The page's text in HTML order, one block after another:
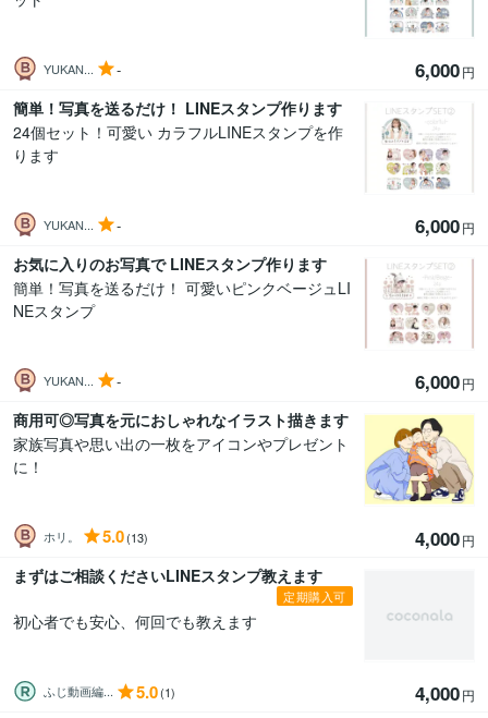
YUKAN... - 6,000円
簡単！写真を送るだけ！ LINEスタンプ作ります
24個セット！可愛い カラフルLINEスタンプを作
ります
YUKAN... - 6,000円
お気に入りのお写真で LINEスタンプ作ります
簡単！写真を送るだけ！ 可愛いピンクベージュLI
NEスタンプ
YUKAN... - 6,000円
商用可◎写真を元におしゃれなイラスト描きます
家族写真や思い出の一枚をアイコンやプレゼント
に！
ホリ。 5.0(13) 4,000円
まずはご相談くださいLINEスタンプ教えます
定期購入可
初心者でも安心、何回でも教えます
ふじ動画編... 5.0(1) 4,000円